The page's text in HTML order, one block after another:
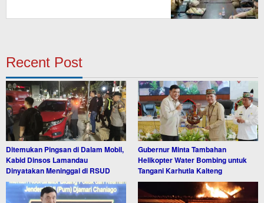
Recent Post
Ditemukan Pingsan di Dalam Mobil,
Kabid Dinsos Lamandau
Dinyatakan Meninggal di RSUD
Gubernur Minta Tambahan
Helikopter Water Bombing untuk
Tangani Karhutla Kalteng